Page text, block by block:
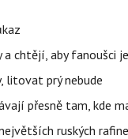
chtějí, aby fanoušci
litovat prý nebude
přesně tam, kde
ruských